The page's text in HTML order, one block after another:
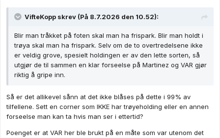
VifteKopp skrev (På 8.7.2026 den 10.52):
Blir man tråkket på foten skal man ha frispark. Blir man holdt i
trøya skal man ha frispark. Selv om de to overtredelsene ikke
er veldig grove, spesielt holdingen er av den lette sorten, så
utgjør de til sammen en klar forseelse på Martinez og VAR gjør
riktig å gripe inn.
Så er det allikevel sånn at det ikke blåses på dette i 99% av
tilfellene. Sett en corner som IKKE har trøyeholding eller en annen
forseelse man kan ta hvis man ser i ettertid?
Poenget er at VAR her ble brukt på en måte som var utenom det